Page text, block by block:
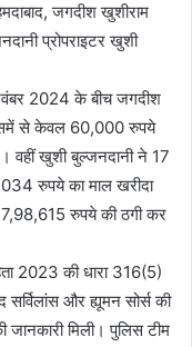
जगदीश खुशीराम
प्रोपराइटर खुशी
2024 के बीच जगदीश
से केवल 60,000 रुपये
वहीं खुशी बुल्जनदानी ने 17
रुपये का माल खरीदा
रुपये की ठगी कर
2023 की धारा 316(5)
और ह्यूमन सोर्स की
मिली। पुलिस टीम